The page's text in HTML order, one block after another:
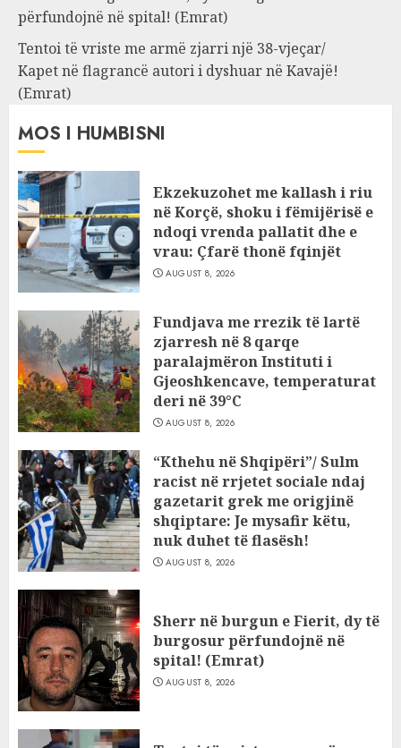
përfundojnë në spital! (Emrat)
Tentoi të vriste me armë zjarri një 38-vjeçar/
Kapet në flagrancë autori i dyshuar në Kavajë!
(Emrat)
MOS I HUMBISNI
Ekzekuzohet me kallash i riu
në Korçë, shoku i fëmijërisë e
ndoqi vrenda pallatit dhe e
vrau: Çfarë thonë fqinjët
AUGUST 8, 2026
Fundjava me rrezik të lartë
zjarresh në 8 qarqe
paralajmëron Instituti i
Gjeoshkencave, temperaturat
deri në 39°C
AUGUST 8, 2026
“Kthehu në Shqipëri”/ Sulm
racist në rrjetet sociale ndaj
gazetarit grek me origjinë
shqiptare: Je mysafir këtu,
nuk duhet të flasësh!
AUGUST 8, 2026
Sherr në burgun e Fierit, dy të
burgosur përfundojnë në
spital! (Emrat)
AUGUST 8, 2026